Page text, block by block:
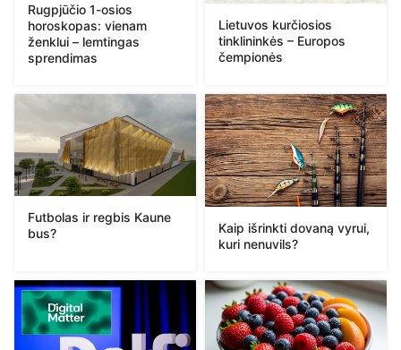
Rugpjūčio 1-osios
horoskopas: vienam
ženklui – lemtingas
sprendimas
Lietuvos kurčiosios
tinklininkės – Europos
čempionės
Futbolas ir regbis Kaune
bus?
Kaip išrinkti dovaną vyrui,
kuri nenuvils?